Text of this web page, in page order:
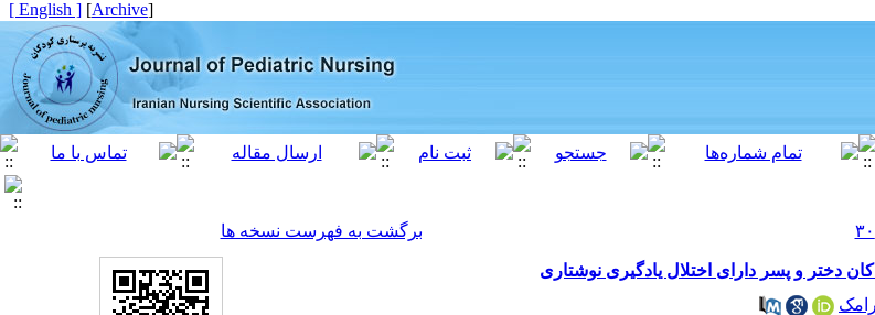
[
Archive
]
[ English ]
برگشت به فهرست نسخه ها
و پسر دارای اختلال یادگیری نوشتاری
رامک